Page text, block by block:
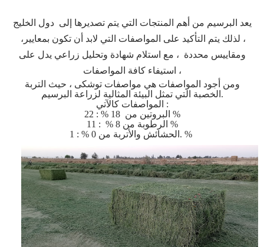
يعد البرسيم من أهم المنتجات التي يتم تصديرها إلى دول الخليج
، لذلك يتم التأكيد على المواصفات التي لابد أن تكون بمعايير،
ومقاييس محددة ، مع استلام شهادة وتحليل زراعي يدل على
استيفاء كافة المواصفات ،
ومن أجود المواصفات هي مواصفات توشكى ، حيث التربة
الخصبة التي تمثل البيئة المثالية لزراعة البرسيم.
المواصفات كالآتي :
البروتين من 18
%
: 22 %
الرطوبة من 8 % : 11 %
الحشائش والأتربة من 0 % : 1. %